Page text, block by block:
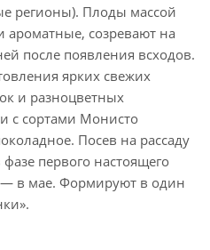
регионы). Плоды массой
ароматные, созревают на
после появления всходов.
ярких свежих
и разноцветных
с сортами Монисто
Посев на рассаду
первого настоящего
— в мае. Формируют в один